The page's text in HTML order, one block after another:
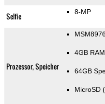
Selfie 8-MP
Prozessor, Speicher
4GB RAM
64GB
MicroSD